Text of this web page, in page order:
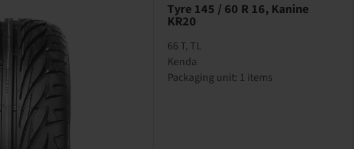
Tyre 145 / 60 R 16, Kanine
KR20
66 T, TL
Kenda
Packaging unit: 1 items